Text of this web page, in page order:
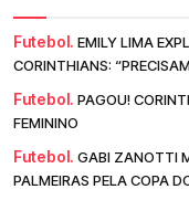
Futebol. EMILY LIMA
CORINTHIANS:
Futebol. PAGOU!
FEMININO
Futebol. GABI ZANOTTI
PALMEIRAS PELA COPA